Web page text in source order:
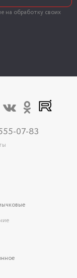
на обработку своих
07-83